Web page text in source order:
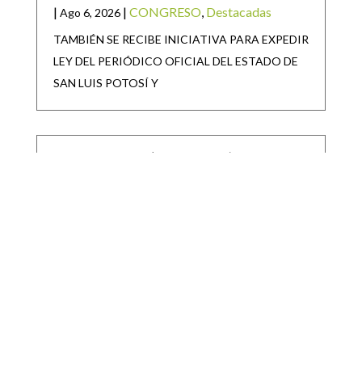
| Ago 6, 2026 | CONGRESO Destacadas
TAMBIÉN SE RECIBE INICIATIVA PARA EXPEDIR
LEY DEL PERIÓDICO OFICIAL DEL ESTADO DE
SAN LUIS POTOSÍ Y